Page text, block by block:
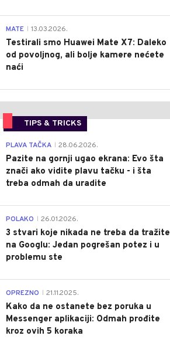
MATE 13.03.2026.
Testirali smo Huawei Mate X7: Daleko
od povoljnog, ali bolje kamere nećete
naći
TIPS & TRICKS
PLAVA TAČKA 28.06.2026.
Pazite na gornji ugao ekrana: Evo šta
znači ako vidite plavu tačku - i šta
treba odmah da uradite
POLAKO 26.01.2026.
3 stvari koje nikada ne treba da tražite
na Googlu: Jedan pogrešan potez i u
problemu ste
OPREZNO 21.11.2025.
Kako da ne ostanete bez poruka u
Messenger aplikaciji: Odmah prođite
kroz ovih 5 koraka